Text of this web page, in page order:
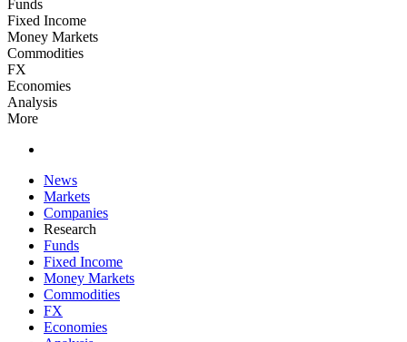
Funds
Fixed Income
Money Markets
Commodities
FX
Economies
Analysis
More
News
Markets
Companies
Research
Funds
Fixed Income
Money Markets
Commodities
FX
Economies